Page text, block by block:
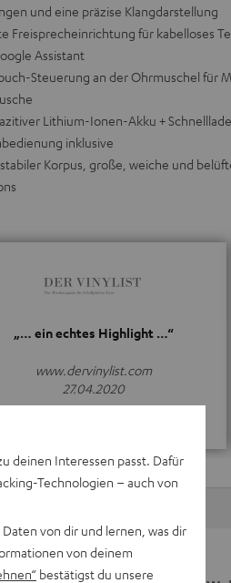
und eine präzise Klangdarstellung
Freisprecheinrichtung für kabelloses
Assistant
Steuerung an der Ohrmuschel für
Lithium-Ionen-Akku +
inklusive
Korpus, große, weiche und
„… ein echtes Highlight …“
www.dervinylist.com
27.04.2020
Nähe? Kein Problem, wir
deinen Interessen passt. Dafür
Technologien – auch von
von dir und lernen, was dir
von deinem
bestätigst du unsere